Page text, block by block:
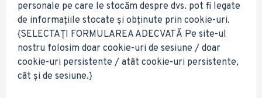
personale pe care le stocăm despre dvs. pot fi legate
de informațiile stocate și obținute prin cookie-uri.
{SELECTAȚI FORMULAREA ADECVATĂ Pe site-ul
nostru folosim doar cookie-uri de sesiune / doar
cookie-uri persistente / atât cookie-uri persistente,
cât și de sesiune.}